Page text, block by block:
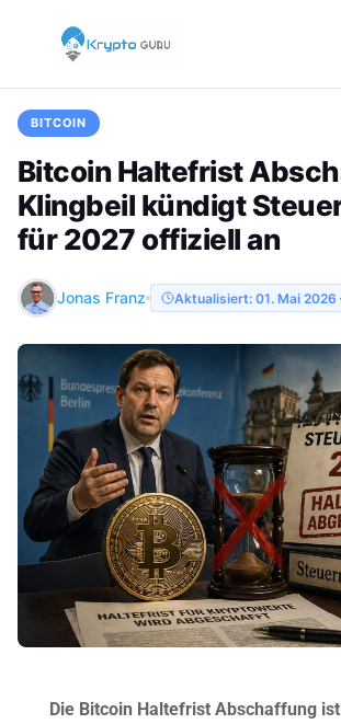
BITCOIN
Bitcoin Haltefrist
Klingbeil kündigt
für 2027 offiziell an
Jonas Franz Aktualisiert: 01. Mai 2026
Die Bitcoin Haltefrist Abschaffung ist